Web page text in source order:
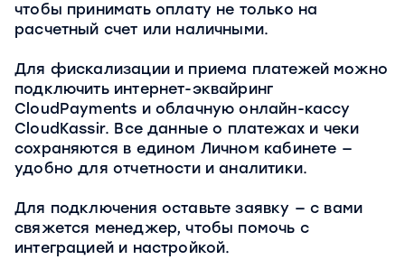
чтобы принимать оплату не только на
расчетный счет или наличными.
Для фискализации и приема платежей можно
подключить интернет-эквайринг
CloudPayments и облачную онлайн-кассу
CloudKassir. Все данные о платежах и чеки
сохраняются в едином Личном кабинете —
удобно для отчетности и аналитики.
Для подключения оставьте заявку — с вами
свяжется менеджер, чтобы помочь с
интеграцией и настройкой.